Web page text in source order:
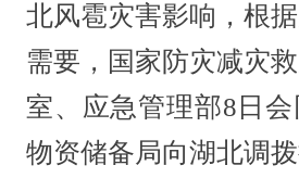
北风雹灾害影响，根
需要，国家防灾减灾
室、应急管理部8日
物资储备局向湖北调